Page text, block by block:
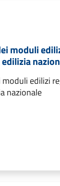
moduli
edilizi
nazionale